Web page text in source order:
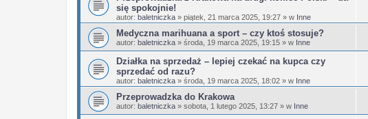
się spokojnie!
autor: baletniczka » piątek, 21 marca 2025, 19:27 » w Inne
Medyczna marihuana a sport – czy ktoś stosuje?
autor: baletniczka » środa, 19 marca 2025, 19:15 » w Inne
Działka na sprzedaż – lepiej czekać na kupca czy
sprzedać od razu?
autor: baletniczka » środa, 19 marca 2025, 18:02 » w Inne
Przeprowadzka do Krakowa
autor: baletniczka » sobota, 1 lutego 2025, 13:27 » w Inne